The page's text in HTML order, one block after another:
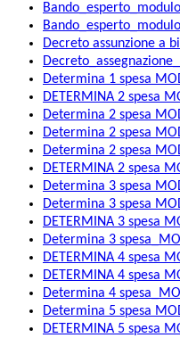
Decreto assunzione a
Determina 1 spesa
DETERMINA 2 spesa
Determina 2 spesa
Determina 2 spesa
Determina 2 spesa
DETERMINA 2 spesa
Determina 3 spesa
Determina 3 spesa
DETERMINA 3 spesa
Determina 3
DETERMINA 4 spesa
DETERMINA 4 spesa
Determina 4
Determina 5 spesa
DETERMINA 5 spesa